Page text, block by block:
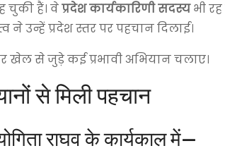
चुकी हैं। वेप्रदेश कार्यकारिणी सदस्यभी रह
उन्हें प्रदेश स्तर पर पहचान दिलाई।
खेल से जुड़े कई प्रभावी अभियान चलाए।
से मिली पहचान
राघव के कार्यकाल में—